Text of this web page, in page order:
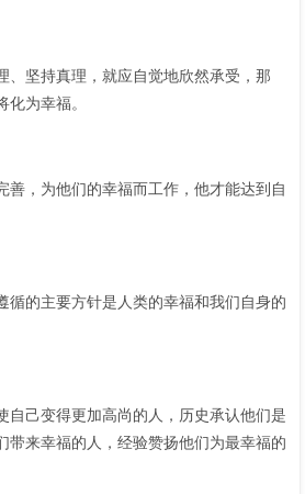
、坚持真理，就应自觉地欣然承受，那
为幸福。
善，为他们的幸福而工作，他才能达到自
循的主要方针是人类的幸福和我们自身的
自己变得更加高尚的人，历史承认他们是
带来幸福的人，经验赞扬他们为最幸福的